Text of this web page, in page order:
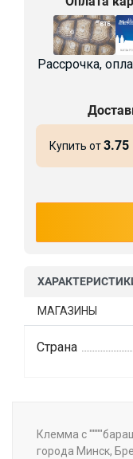
Рассрочка,
Купить от3.75
МАГАЗИНЫ
Страна
Клемма с
города Минск,